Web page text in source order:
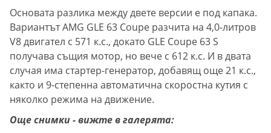
Основата разлика между двете версии е под капака.
Вариантът AMG GLE 63 Coupe разчита на 4,0-литров
V8 двигател с 571 к.с., докато GLE Coupe 63 S
получава същия мотор, но вече с 612 к.с. И в двата
случая има стартер-генератор, добавящ още 21 к.с.,
както и 9-степенна автоматична скоростна кутия с
няколко режима на движение.
Още снимки - вижте в галерята: